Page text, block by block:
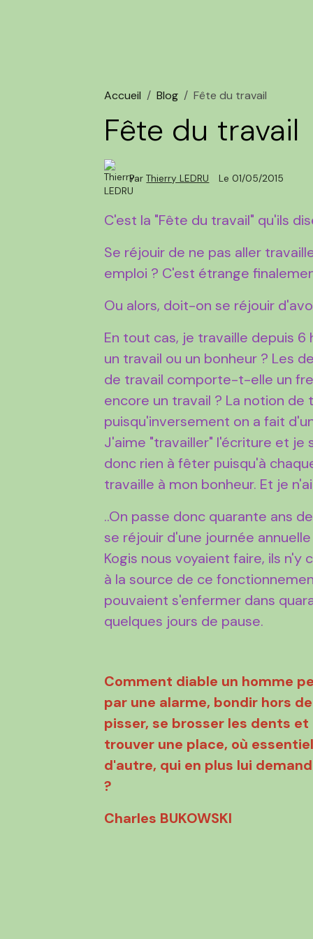
Accueil Blog Fête du travail
Fête du travail
ParThierry LEDRU Le 01/05/2015
C'est la "Fête du travail" qu'ils
Se réjouir de ne pas aller
emploi ? C'est étrange
Ou alors, doit-on se réjouir
En tout cas, je travaille depuis
un travail ou un bonheur ? Les
de travail comporte-t-elle un
encore un travail ? La notion
puisqu'inversement on a fait
J'aime "travailler" l'écriture et je
donc rien à fêter puisqu'à
travaille à mon bonheur. Et je
..On passe donc quarante ans
se réjouir d'une journée
Kogis nous voyaient faire, ils
à la source de ce
pouvaient s'enfermer dans
quelques jours de pause.
Comment diable un homme
par une alarme, bondir hors
pisser, se brosser les dents
trouver une place, où
d'autre, qui en plus lui
?
Charles BUKOWSKI